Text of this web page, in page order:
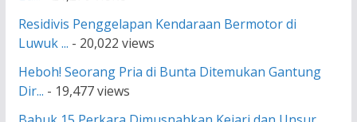
Residivis Penggelapan Kendaraan Bermotor di
Luwuk ... - 20,022 views
Heboh! Seorang Pria di Bunta Ditemukan Gantung
Dir... - 19,477 views